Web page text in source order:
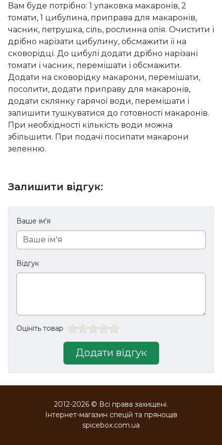
Вам буде потрібно: 1 упаковка макаронів, 2
томати, 1 цибулина, приправа для макаронів,
часник, петрушка, сіль, рослинна олія. Очистити і
дрібно нарізати цибулину, обсмажити її на
сковорідці. До цибулі додати дрібно нарізані
томати і часник, перемішати і обсмажити.
Додати на сковорідку макарони, перемішати,
посолити, додати приправу для макаронів,
додати склянку гарячої води, перемішати і
залишити тушкуватися до готовності макаронів.
При необхідності кількість води можна
збільшити. При подачі посипати макарони
зеленню.
Залишити відгук:
Ваше ім'я
Відгук
Оцініть товар
Додати відгук
2012-2026 © Всі права захищені.
Інтернет-магазин спецій та прянощів
spicebox.com.ua